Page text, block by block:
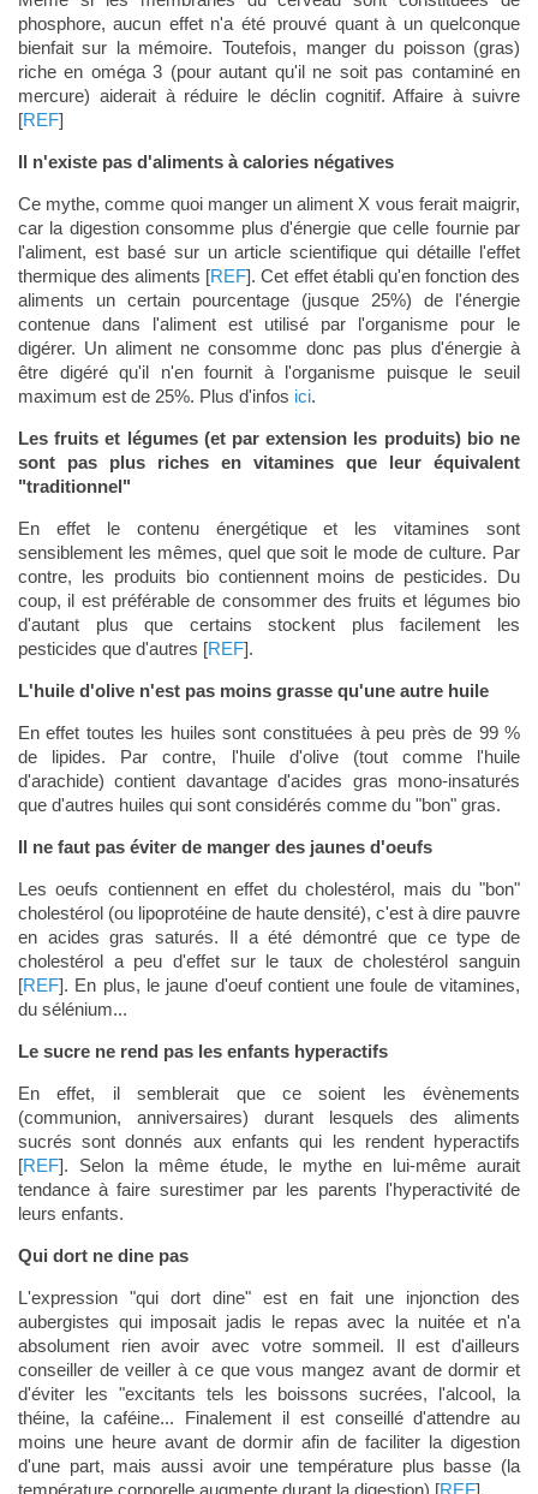
phosphore, aucun effet n'a été prouvé quant à un quelconque
bienfait sur la mémoire. Toutefois, manger du poisson (gras)
riche en oméga 3 (pour autant qu'il ne soit pas contaminé en
mercure) aiderait à réduire le déclin cognitif. Affaire à suivre
[REF]
Il n'existe pas d'aliments à calories négatives
Ce mythe, comme quoi manger un aliment X vous ferait maigrir,
car la digestion consomme plus d'énergie que celle fournie par
l'aliment, est basé sur un article scientifique qui détaille l'effet
thermique des aliments [REF]. Cet effet établi qu'en fonction des
aliments un certain pourcentage (jusque 25%) de l'énergie
contenue dans l'aliment est utilisé par l'organisme pour le
digérer. Un aliment ne consomme donc pas plus d'énergie à
être digéré qu'il n'en fournit à l'organisme puisque le seuil
maximum est de 25%. Plus d'infos ici.
Les fruits et légumes (et par extension les produits) bio ne
sont pas plus riches en vitamines que leur équivalent
"traditionnel"
En effet le contenu énergétique et les vitamines sont
sensiblement les mêmes, quel que soit le mode de culture. Par
contre, les produits bio contiennent moins de pesticides. Du
coup, il est préférable de consommer des fruits et légumes bio
d'autant plus que certains stockent plus facilement les
pesticides que d'autres [REF].
L'huile d'olive n'est pas moins grasse qu'une autre huile
En effet toutes les huiles sont constituées à peu près de 99 %
de lipides. Par contre, l'huile d'olive (tout comme l'huile
d'arachide) contient davantage d'acides gras mono-insaturés
que d'autres huiles qui sont considérés comme du "bon" gras.
Il ne faut pas éviter de manger des jaunes d'oeufs
Les oeufs contiennent en effet du cholestérol, mais du "bon"
cholestérol (ou lipoprotéine de haute densité), c'est à dire pauvre
en acides gras saturés. Il a été démontré que ce type de
cholestérol a peu d'effet sur le taux de cholestérol sanguin
[REF]. En plus, le jaune d'oeuf contient une foule de vitamines,
du sélénium...
Le sucre ne rend pas les enfants hyperactifs
En effet, il semblerait que ce soient les évènements
(communion, anniversaires) durant lesquels des aliments
sucrés sont donnés aux enfants qui les rendent hyperactifs
[REF]. Selon la même étude, le mythe en lui-même aurait
tendance à faire surestimer par les parents l'hyperactivité de
leurs enfants.
Qui dort ne dine pas
L'expression "qui dort dine" est en fait une injonction des
aubergistes qui imposait jadis le repas avec la nuitée et n'a
absolument rien avoir avec votre sommeil. Il est d'ailleurs
conseiller de veiller à ce que vous mangez avant de dormir et
d'éviter les "excitants tels les boissons sucrées, l'alcool, la
théine, la caféine... Finalement il est conseillé d'attendre au
moins une heure avant de dormir afin de faciliter la digestion
d'une part, mais aussi avoir une température plus basse (la
température corporelle augmente durant la digestion) [REF].